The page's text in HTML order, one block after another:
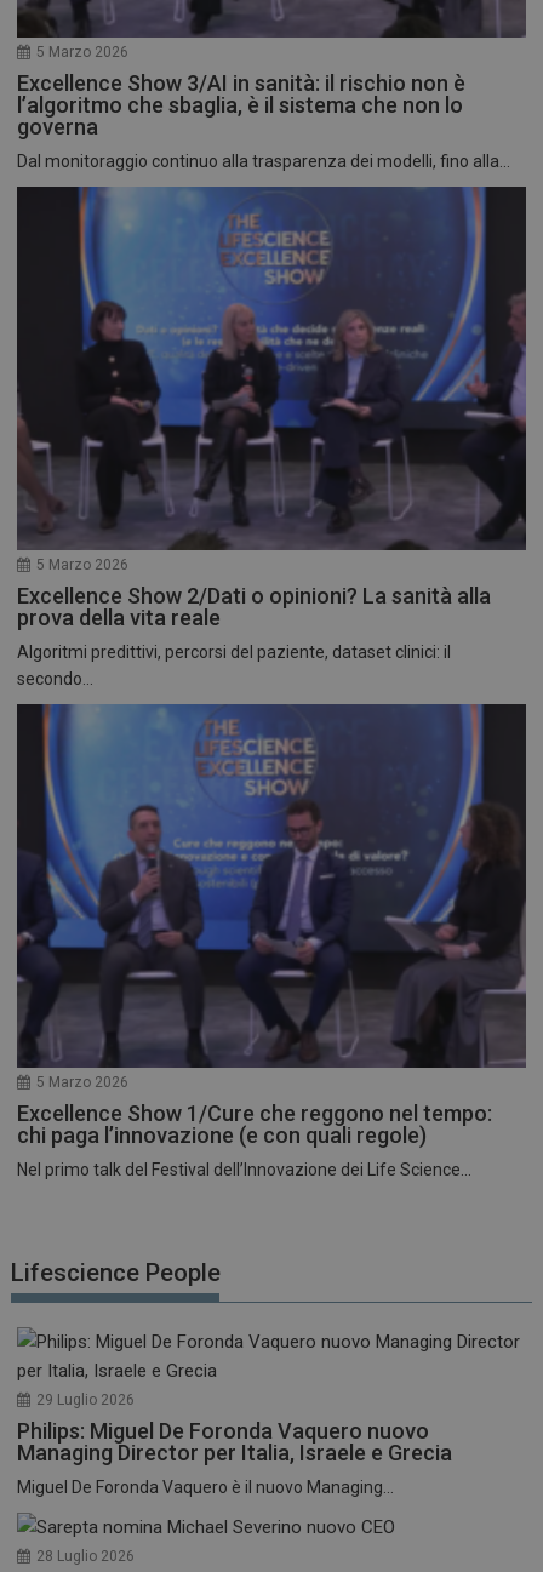
5 Marzo 2026
Excellence Show 3/AI in sanità: il rischio non è
l’algoritmo che sbaglia, è il sistema che non lo
governa
Dal monitoraggio continuo alla trasparenza dei modelli, fino alla...
5 Marzo 2026
Excellence Show 2/Dati o opinioni? La sanità alla
prova della vita reale
Algoritmi predittivi, percorsi del paziente, dataset clinici: il
secondo...
5 Marzo 2026
Excellence Show 1/Cure che reggono nel tempo:
chi paga l’innovazione (e con quali regole)
Nel primo talk del Festival dell’Innovazione dei Life Science...
Lifescience People
29 Luglio 2026
Philips: Miguel De Foronda Vaquero nuovo
Managing Director per Italia, Israele e Grecia
Miguel De Foronda Vaquero è il nuovo Managing...
28 Luglio 2026